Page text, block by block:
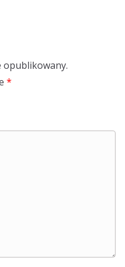
opublikowany.
*